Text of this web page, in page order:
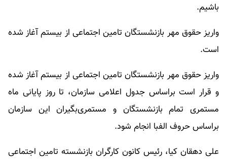
باشیم.
واریز حقوق مهر بازنشستگان تامین اجتماعی از بیستم آغاز شده
است.
واریز حقوق مهر بازنشستگان تامین اجتماعی از بیستم آغاز شده
و قرار است براساس جدول اعلامی سازمان، تا روز پایانی ماه
مستمری تمام بازنشستگان و مستمری‌بگیران این سازمان
براساس حروف الفبا انجام شود.
علی دهقان کیا، رئیس کانون کارگران بازنشسته تامین اجتماعی